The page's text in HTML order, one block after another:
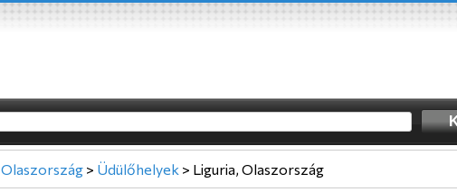
Olaszország > Üdülőhelyek > Liguria, Olaszország